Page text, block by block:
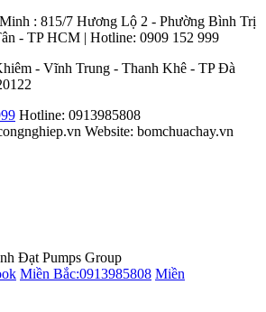
: 815/7 Hương Lộ 2 - Phường Bình Trị
- TP HCM | Hotline: 0909 152 999
- Vĩnh Trung - Thanh Khê - TP Đà
Hotline: 0913985808
Website: bomchuachay.vn
Đạt Pumps Group
Miền Bắc:0913985808 Miền